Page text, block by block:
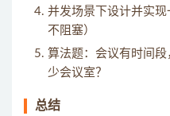
并发场景下设计并实现
不阻塞）
算法题：会议有时间
少会议室？
总结